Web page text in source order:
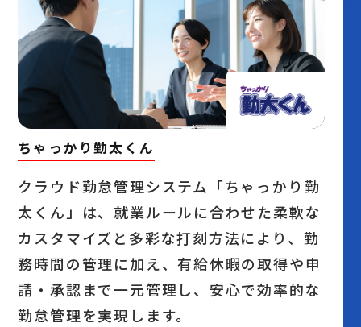
ちゃっかり勤太くん
クラウド勤怠管理システム「ちゃっかり勤
太くん」は、就業ルールに合わせた柔軟な
カスタマイズと多彩な打刻方法により、勤
務時間の管理に加え、有給休暇の取得や申
請・承認まで一元管理し、安心で効率的な
勤怠管理を実現します。